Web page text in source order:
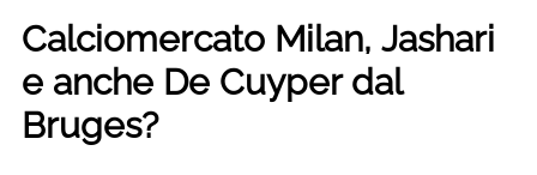
Calciomercato Milan, Jashari
e anche De Cuyper dal
Bruges?